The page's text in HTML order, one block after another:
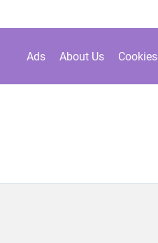
Ads About Us Cookies